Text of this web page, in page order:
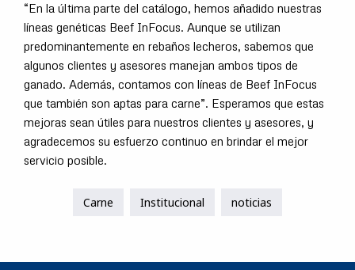
“En la última parte del catálogo, hemos añadido nuestras
líneas genéticas Beef InFocus. Aunque se utilizan
predominantemente en rebaños lecheros, sabemos que
algunos clientes y asesores manejan ambos tipos de
ganado. Además, contamos con líneas de Beef InFocus
que también son aptas para carne”. Esperamos que estas
mejoras sean útiles para nuestros clientes y asesores, y
agradecemos su esfuerzo continuo en brindar el mejor
servicio posible.
Carne Institucional noticias